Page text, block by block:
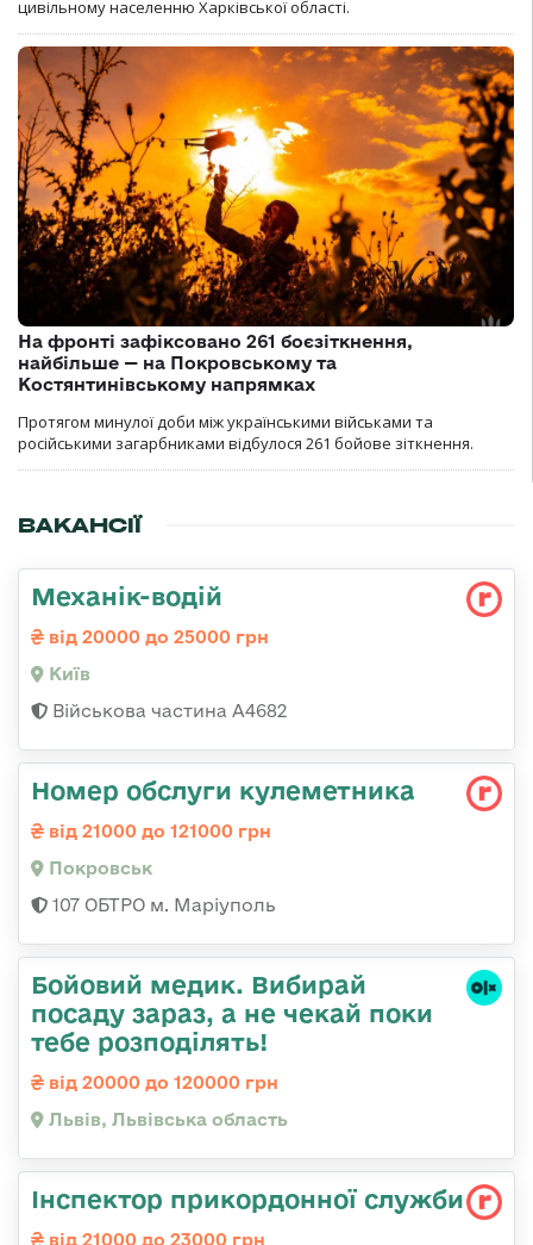
цивільному населенню Харківської області.
На фронті зафіксовано 261 боєзіткнення,
найбільше — на Покровському та
Костянтинівському напрямках
Протягом минулої доби між українськими військами та
російськими загарбниками відбулося 261 бойове зіткнення.
ВАКАНСІЇ
Механік-водій
від 20000 до 25000 грн
Київ
Військова частина А4682
Номер обслуги кулеметника
від 21000 до 121000 грн
Покровськ
107 ОБТРО м. Маріуполь
Бойовий медик. Вибирай
посаду зараз, а не чекай поки
тебе розподілять!
від 20000 до 120000 грн
Львів, Львівська область
Інспектор прикордонної служби
від 21000 до 23000 грн